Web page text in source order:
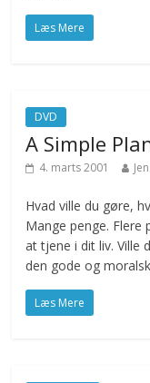
Læs Mere
DVD
A Simple
4. marts 2001
Hvad ville du gøre,
Mange penge. Flere
at tjene i dit liv. Ville
den gode og
Læs Mere